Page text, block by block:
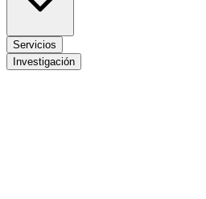
Servicios
Investigación